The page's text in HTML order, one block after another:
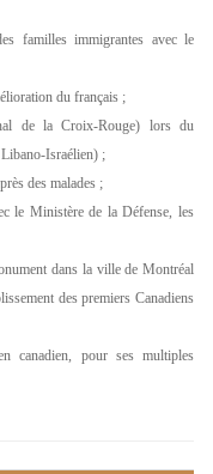
familles immigrantes avec le
du français ;
de la Croix-Rouge) lors du
Israélien) ;
des malades ;
le Ministère de la Défense, les
dans la ville de Montréal
des premiers Canadiens
canadien, pour ses multiples